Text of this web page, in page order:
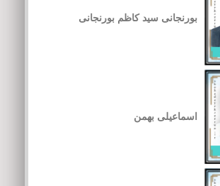
بورنجانی سید کاظم بورنجانی
اسماعیلی بهمن